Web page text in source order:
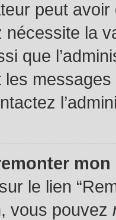
peut
nécessite la
que
le lien
vous pouvez